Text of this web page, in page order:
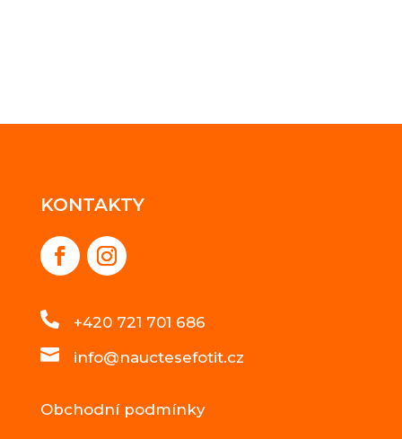
KONTAKTY
 +420 721 701 686
 info@nauctesefotit.cz
Obchodní podmínky